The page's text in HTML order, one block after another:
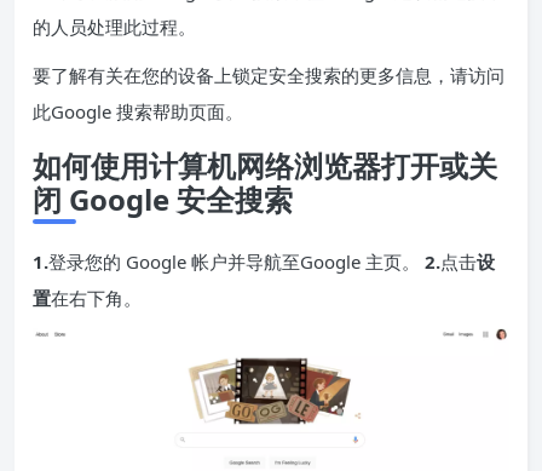
的人员处理此过程。
要了解有关在您的设备上锁定安全搜索的更多信息，请访问
此Google 搜索帮助页面。
如何使用计算机网络浏览器打开或关
闭 Google 安全搜索
1.登录您的 Google 帐户并导航至Google 主页。 2.点击设
置在右下角。